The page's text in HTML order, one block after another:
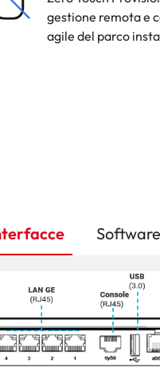
gestione remota e
agile del parco
Software